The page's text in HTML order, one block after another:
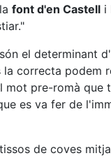
font d'en Castell i
el determinant
la correcta podem
pre-romà que
es va fer de
de coves